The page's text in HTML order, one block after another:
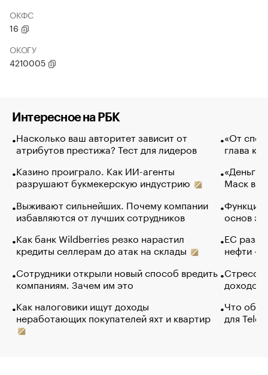
ОКФС
16
ОКОГУ
4210005
Интересное на РБК
Насколько ваш авторитет зависит от
атрибутов престижа? Тест для лидеров
Казино проиграло. Как ИИ-агенты
разрушают букмекерскую индустрию
Выживают сильнейших. Почему компании
избавляются от лучших сотрудников
Как банк Wildberries резко нарастил
кредиты селлерам до атак на склады
Сотрудники открыли новый способ вредить
компаниям. Зачем им это
Как налоговики ищут доходы
неработающих покупателей яхт и квартир
«От
глава
«Деньги
Маск в
Функции
основ
ЕС
нефти —
Стресс
доходов
Что
для